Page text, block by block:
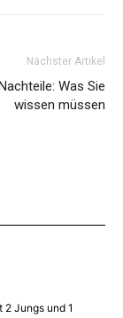
Nächster Artikel
Was Sie
wissen müssen
Jungs und 1